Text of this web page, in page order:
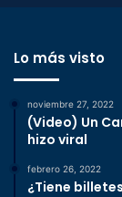
Lo más visto
noviembre 27, 2022
(Video) Un
hizo viral
febrero 26, 2022
¿Tiene